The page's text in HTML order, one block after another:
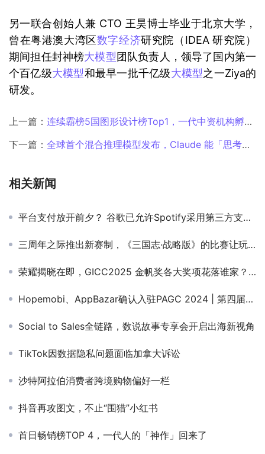
另一联合创始人兼 CTO 王昊博士毕业于北京大学，
曾在粤港澳大湾区数字经济研究院（IDEA 研究院）
期间担任封神榜大模型 团队负责人，领导了国内第一
个百亿级大模型和最早一批千亿级大模型之一Ziya的
研发。
上一篇： 连续霸榜5国图形设计榜Top1，一代中资机构孵化，AI视频出海再现“新星”
下一篇： 全球首个混合推理模型发布，Claude 能「思考」了，实测发现这些细节
相关新闻
平台支付放开前夕？ 谷歌已允许Spotify采用第三方支付系统
三周年之际推出新赛制，《三国志·战略版》的比赛让玩家打嗨了
荣耀揭晓在即，GICC2025 金帆奖各大奖项花落谁家？诚邀共见出海先锋力量！
Hopemobi、AppBazar确认入驻PAGC 2024 | 第四届全球产品与增长展会！
Social to Sales全链路，数说故事专享会开启出海新视角
TikTok因数据隐私问题面临加拿大诉讼
沙特阿拉伯消费者跨境购物偏好一栏
抖音再攻图文，不止“围猎”小红书
首日畅销榜TOP 4，一代人的「神作」回来了